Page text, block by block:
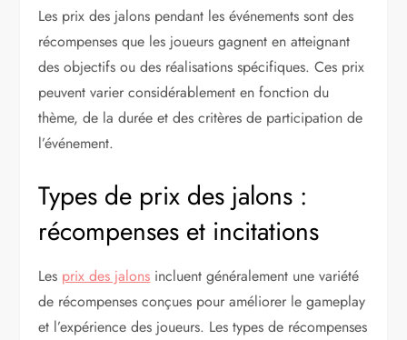
Les prix des jalons pendant les événements sont des
récompenses que les joueurs gagnent en atteignant
des objectifs ou des réalisations spécifiques. Ces prix
peuvent varier considérablement en fonction du
thème, de la durée et des critères de participation de
l’événement.
Types de prix des jalons :
récompenses et incitations
Les prix des jalons incluent généralement une variété
de récompenses conçues pour améliorer le gameplay
et l’expérience des joueurs. Les types de récompenses